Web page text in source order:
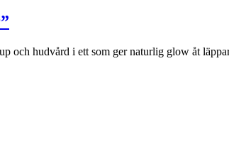
och hudvård i ett som ger naturlig glow åt